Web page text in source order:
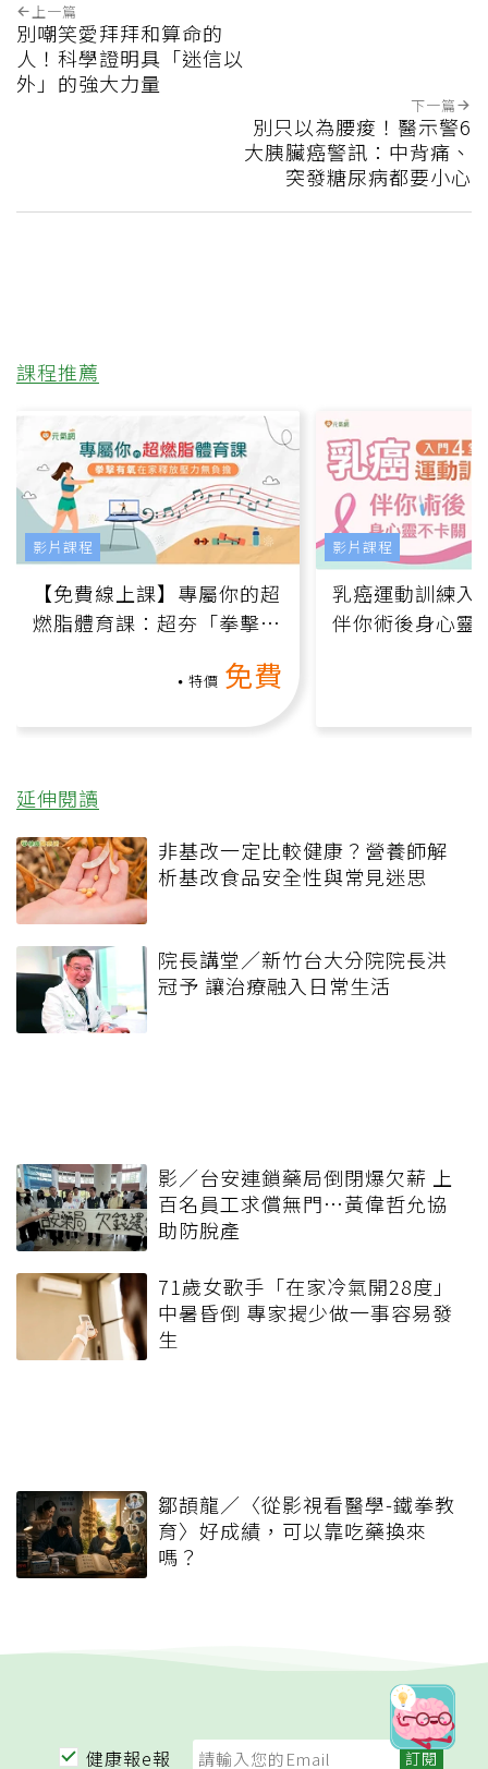
上一篇
別嘲笑愛拜拜和算命的
人！科學證明具「迷信以
外」的強大力量
下一篇
別只以為腰痠！醫示警6
大胰臟癌警訊：中背痛、
突發糖尿病都要小心
課程推薦
【免費線上課】專屬你的超
燃脂體育課：超夯「拳擊有
特價 免費
影片課程
乳癌運動訓練入
伴你術後身心靈
影片課程
延伸閱讀
非基改一定比較健康？營養師解
析基改食品安全性與常見迷思
院長講堂／新竹台大分院院長洪
冠予 讓治療融入日常生活
影／台安連鎖藥局倒閉爆欠薪 上
百名員工求償無門…黃偉哲允協
助防脫產
71歲女歌手「在家冷氣開28度」
中暑昏倒 專家揭少做一事容易發
生
鄒頡龍／〈從影視看醫學-鐵拳教
育〉好成績，可以靠吃藥換來
嗎？
健康報e報